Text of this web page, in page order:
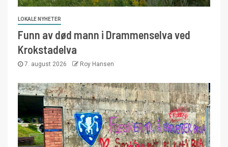
LOKALE NYHETER
Funn av død mann i Drammenselva ved
Krokstadelva
7. august 2026 Roy Hansen